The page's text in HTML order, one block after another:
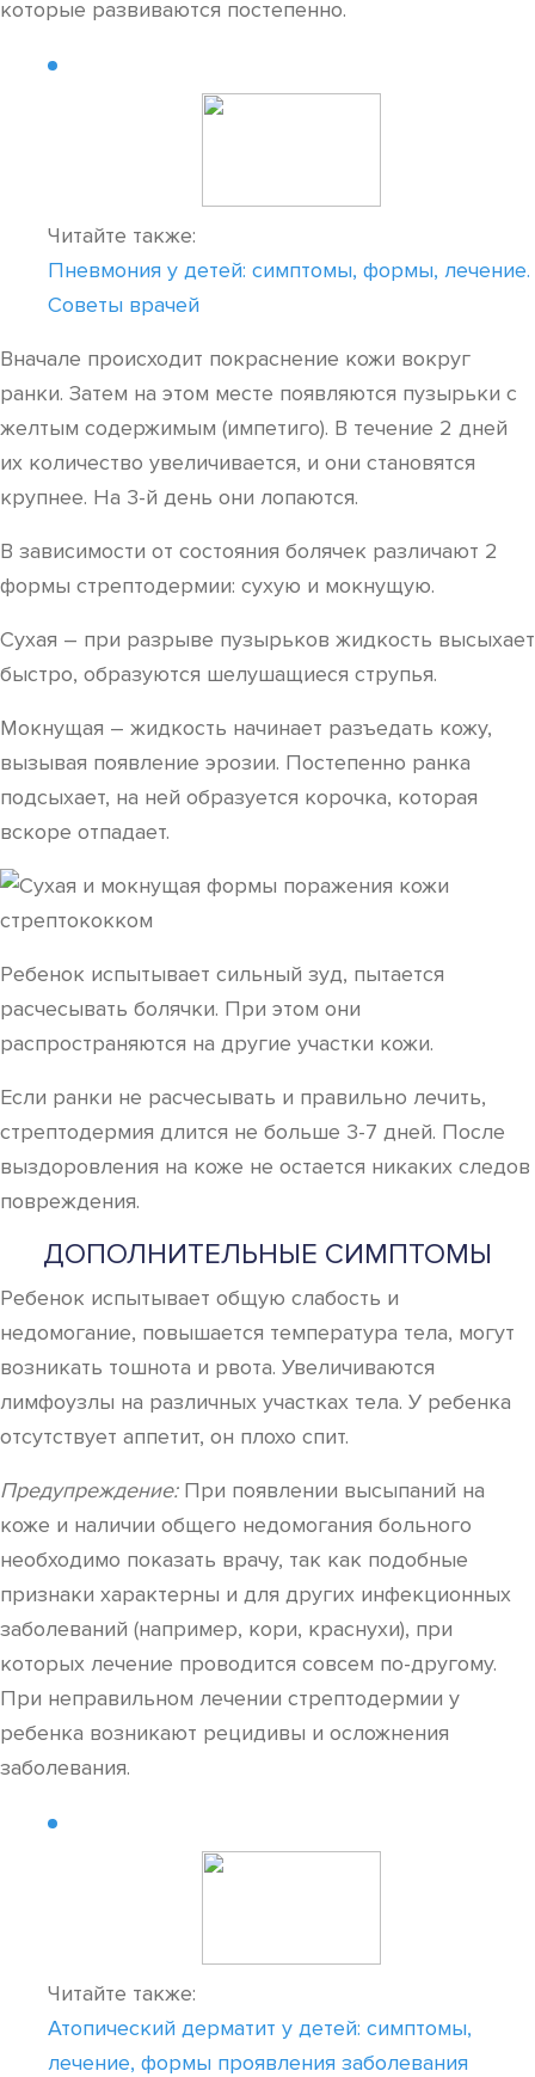
которые развиваются постепенно.
Читайте также:
Пневмония у детей: симптомы, формы, лечение.
Советы врачей
Вначале происходит покраснение кожи вокруг
ранки. Затем на этом месте появляются пузырьки с
желтым содержимым (импетиго). В течение 2 дней
их количество увеличивается, и они становятся
крупнее. На 3-й день они лопаются.
В зависимости от состояния болячек различают 2
формы стрептодермии: сухую и мокнущую.
Сухая – при разрыве пузырьков жидкость высыхает
быстро, образуются шелушащиеся струпья.
Мокнущая – жидкость начинает разъедать кожу,
вызывая появление эрозии. Постепенно ранка
подсыхает, на ней образуется корочка, которая
вскоре отпадает.
Ребенок испытывает сильный зуд, пытается
расчесывать болячки. При этом они
распространяются на другие участки кожи.
Если ранки не расчесывать и правильно лечить,
стрептодермия длится не больше 3-7 дней. После
выздоровления на коже не остается никаких следов
повреждения.
ДОПОЛНИТЕЛЬНЫЕ СИМПТОМЫ
Ребенок испытывает общую слабость и
недомогание, повышается температура тела, могут
возникать тошнота и рвота. Увеличиваются
лимфоузлы на различных участках тела. У ребенка
отсутствует аппетит, он плохо спит.
Предупреждение:При появлении высыпаний на
коже и наличии общего недомогания больного
необходимо показать врачу, так как подобные
признаки характерны и для других инфекционных
заболеваний (например, кори, краснухи), при
которых лечение проводится совсем по-другому.
При неправильном лечении стрептодермии у
ребенка возникают рецидивы и осложнения
заболевания.
Читайте также:
Атопический дерматит у детей: симптомы,
лечение, формы проявления заболевания